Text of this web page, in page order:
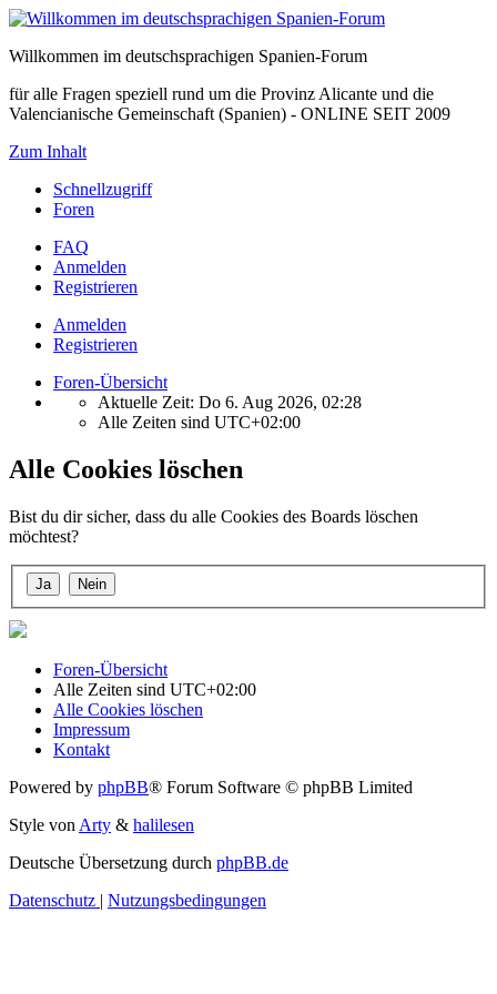
Willkommen im deutschsprachigen Spanien-Forum
für alle Fragen speziell rund um die Provinz Alicante und die
Valencianische Gemeinschaft (Spanien) - ONLINE SEIT 2009
Zum Inhalt
Schnellzugriff
Foren
FAQ
Anmelden
Registrieren
Anmelden
Registrieren
Foren-Übersicht
Aktuelle Zeit: Do 6. Aug 2026, 02:28
Alle Zeiten sind UTC+02:00
Alle Cookies löschen
Bist du dir sicher, dass du alle Cookies des Boards löschen
möchtest?
Foren-Übersicht
Alle Zeiten sind UTC+02:00
Alle Cookies löschen
Impressum
Kontakt
Powered by phpBB® Forum Software © phpBB Limited
Style vonArty & halilesen
Deutsche Übersetzung durch phpBB.de
Datenschutz | Nutzungsbedingungen